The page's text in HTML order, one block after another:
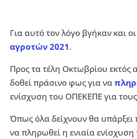
Για αυτό τον λόγο βγήκαν και οι
αγροτών 2021.
Προς τα τέλη Οκτωβρίου εκτός
δοθεί πράσινο φως για να
ενίσχυση του ΟΠΕΚΕΠΕ για
Όπως όλα δείχνουν θα υπάρξει
να πληρωθεί η ενιαία